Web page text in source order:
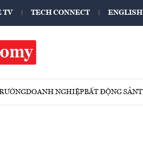
TV TECH CONNECT ENGLISH
DOANH NGHIỆPBẤT ĐỘNG SẢN